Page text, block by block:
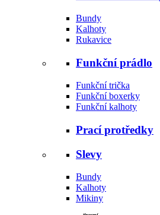
Bundy
Kalhoty
Rukavice
Funkční prádlo
Funkční trička
Funkční boxerky
Funkční kalhoty
Prací protředky
Slevy
Bundy
Kalhoty
Mikiny